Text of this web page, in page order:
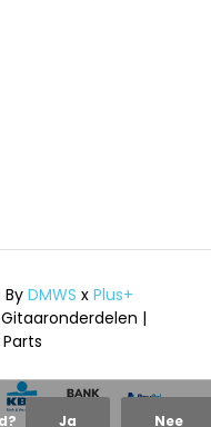
ByDMWS xPlus+
|
Ja Nee